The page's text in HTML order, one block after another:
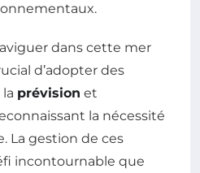
dans cette mer
d’adopter des
prévision et
la nécessité
La gestion de ces
incontournable que